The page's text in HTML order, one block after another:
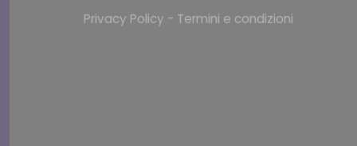
Privacy Policy - Termini e condizioni